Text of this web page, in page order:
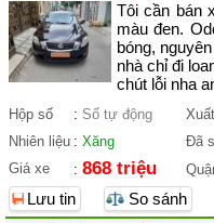
Tôi cần bán
màu đen.
bóng,
nhà chỉ đi
chút lỗi nha
Hộp số : Số tự động
Nhiên liệu : Xăng Đã
Giá xe
: 868 triệu
Lưu tin
So sánh